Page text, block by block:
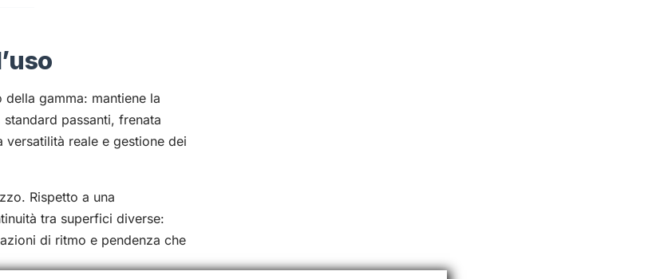
gamma: mantiene la
passanti, frenata
reale e gestione dei
Rispetto a una
tra superfici diverse:
di ritmo e pendenza che